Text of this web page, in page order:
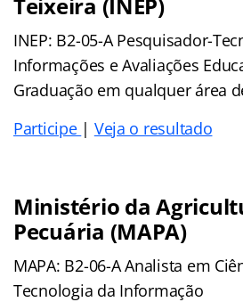
INEP: B2-05-A Pesquisador-
Informações e Avaliações
Graduação em qualquer área
Participe | Veja o resultado
Ministério da
Pecuária (MAPA)
MAPA: B2-06-A Analista em
Tecnologia da Informação